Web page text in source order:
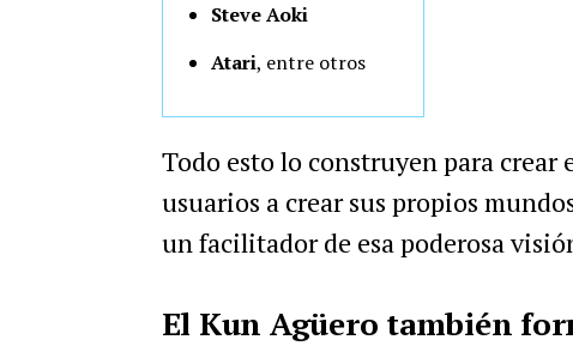
Steve Aoki
Atari, entre otros
Todo esto lo construyen para
usuarios a crear sus propios
un facilitador de esa poderosa
El Kun Agüero también